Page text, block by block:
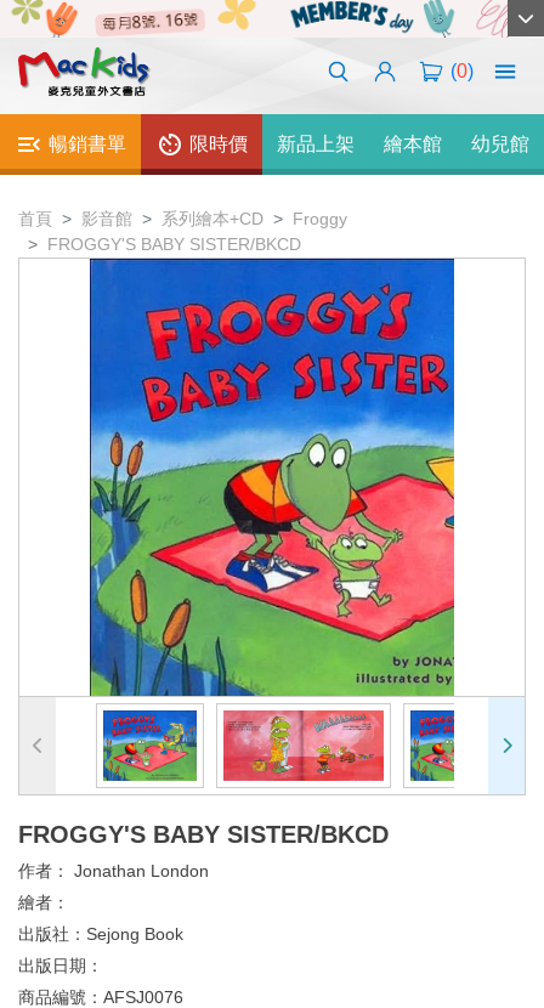
(0)
暢銷書單 限時價 新品上架 繪本館 幼兒館
首頁 影音館 系列繪本+CD
Froggy
FROGGY'S BABY SISTER/BKCD
FROGGY'S BABY SISTER/BKCD
作者： Jonathan London
繪者：
出版社： Sejong Book
出版日期：
商品編號： AFSJ0076